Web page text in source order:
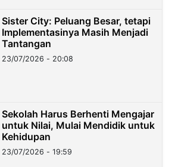
Sister City: Peluang Besar, tetapi
Implementasinya Masih Menjadi
Tantangan
23/07/2026 - 20:08
Sekolah Harus Berhenti Mengajar
untuk Nilai, Mulai Mendidik untuk
Kehidupan
23/07/2026 - 19:59